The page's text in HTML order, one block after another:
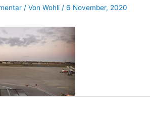
/ Von Wohli / 6 November, 2020